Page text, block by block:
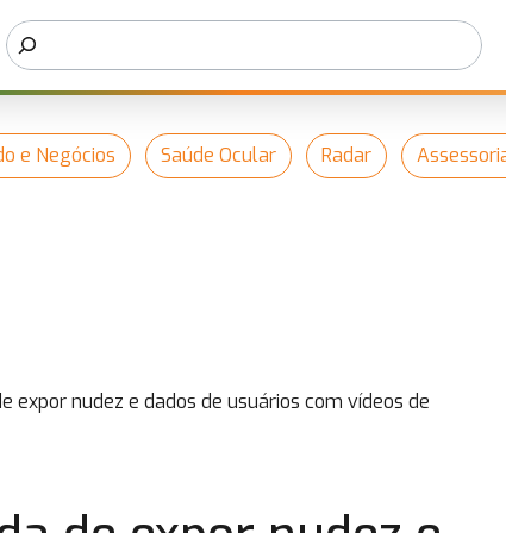
e Negócios Saúde Ocular Radar
expor nudez e dados de usuários com vídeos de